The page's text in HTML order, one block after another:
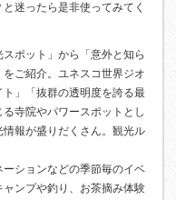
迷ったら是非使ってみてく
ポット」から「意外と知ら
ご紹介。ユネスコ世界ジオ
」「抜群の透明度を誇る最
寺院やパワースポットとし
報が盛りだくさん。観光ル
ションなどの季節毎のイベ
ンプや釣り、お茶摘み体験